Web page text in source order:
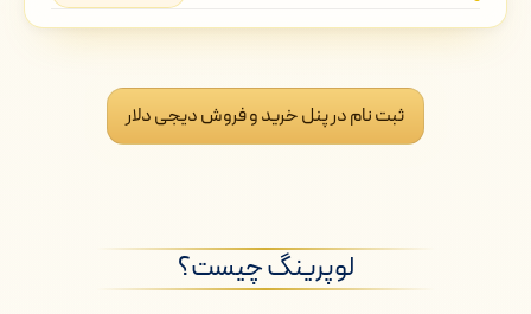
لوپرینگ چیست؟
خرید لوپرینگ از دیجی دلار
قیمت لحظه ای لوپرینگ
ثبت نام در پنل خرید و فروش دیجی دلار
لوپرینگ چیست؟